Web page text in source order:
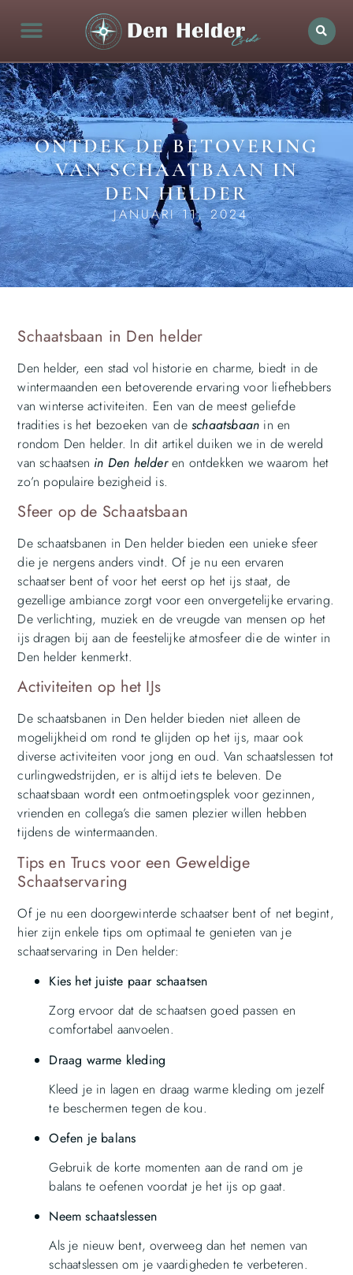
ONTDEK DE BETOVERING
VAN SCHAATBAAN IN
DEN HELDER
JANUARI 11, 2024
Schaatsbaan in Den helder
Den helder, een stad vol historie en charme, biedt in de
wintermaanden een betoverende ervaring voor liefhebbers
van winterse activiteiten. Een van de meest geliefde
tradities is het bezoeken van de schaatsbaan in en
rondom Den helder. In dit artikel duiken we in de wereld
van schaatsen in Den helderen ontdekken we waarom het
zo’n populaire bezigheid is.
Sfeer op de Schaatsbaan
De schaatsbanen in Den helder bieden een unieke sfeer
die je nergens anders vindt. Of je nu een ervaren
schaatser bent of voor het eerst op het ijs staat, de
gezellige ambiance zorgt voor een onvergetelijke ervaring.
De verlichting, muziek en de vreugde van mensen op het
ijs dragen bij aan de feestelijke atmosfeer die de winter in
Den helder kenmerkt.
Activiteiten op het IJs
De schaatsbanen in Den helder bieden niet alleen de
mogelijkheid om rond te glijden op het ijs, maar ook
diverse activiteiten voor jong en oud. Van schaatslessen tot
curlingwedstrijden, er is altijd iets te beleven. De
schaatsbaan wordt een ontmoetingsplek voor gezinnen,
vrienden en collega’s die samen plezier willen hebben
tijdens de wintermaanden.
Tips en Trucs voor een Geweldige
Schaatservaring
Of je nu een doorgewinterde schaatser bent of net begint,
hier zijn enkele tips om optimaal te genieten van je
schaatservaring in Den helder:
Kies het juiste paar schaatsen
Zorg ervoor dat de schaatsen goed passen en
comfortabel aanvoelen.
Draag warme kleding
Kleed je in lagen en draag warme kleding om jezelf
te beschermen tegen de kou.
Oefen je balans
Gebruik de korte momenten aan de rand om je
balans te oefenen voordat je het ijs op gaat.
Neem schaatslessen
Als je nieuw bent, overweeg dan het nemen van
schaatslessen om je vaardigheden te verbeteren.